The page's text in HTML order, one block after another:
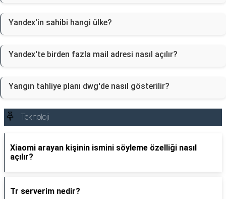
Yandex'in sahibi hangi ülke?
Yandex'te birden fazla mail adresi nasıl açılır?
Yangın tahliye planı dwg'de nasıl gösterilir?
Teknoloji
Xiaomi arayan kişinin ismini söyleme özelliği nasıl
açılır?
Tr serverim nedir?